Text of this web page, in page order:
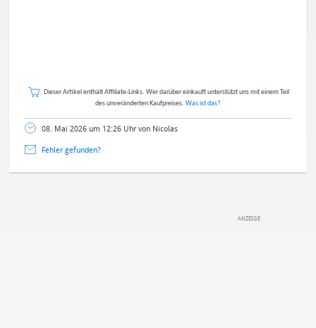
Dieser Artikel enthält Affiliate-Links. Wer darüber einkauft unterstützt uns mit einem Teil
des unveränderten Kaufpreises. Was ist das?
08. Mai 2026 um 12:26 Uhr von Nicolas
Fehler gefunden?